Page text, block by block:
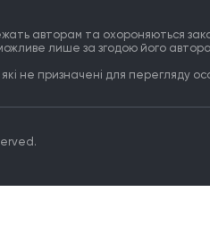
авторам та охороняються
лише за згодою його
не призначені для перегляду